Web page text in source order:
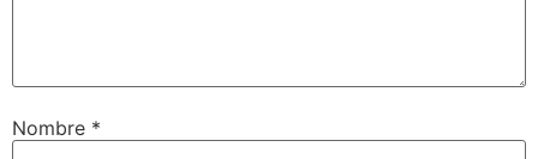
Nombre *